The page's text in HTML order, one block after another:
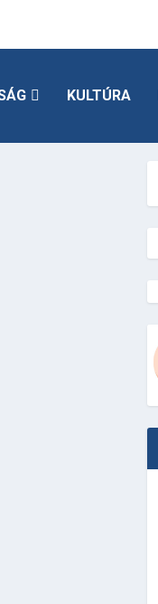
KULTÚRA